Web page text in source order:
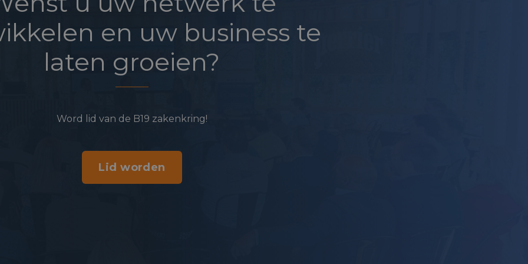
en uw business te
laten groeien?
Word lid van de B19 zakenkring!
Lid worden